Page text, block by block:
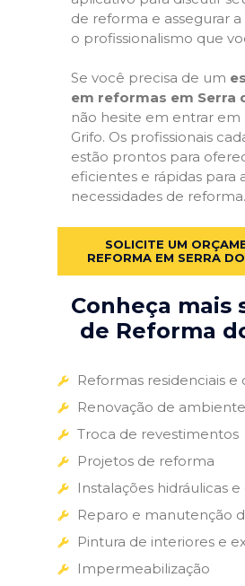
de reforma e assegurar
o profissionalismo que
Se você precisa de um
em reformas em Serra
não hesite em entrar em
Grifo. Os profissionais
estão prontos para
eficientes e rápidas para
necessidades de reforma.
SOLICITE UM
REFORMA EM SERRA
Conheça mais
de Reforma
Reformas residenciais e
Renovação de
Troca de revestimentos
Projetos de reforma
Instalações hidráulicas
Reparo e manutenção
Pintura de interiores e
Impermeabilização